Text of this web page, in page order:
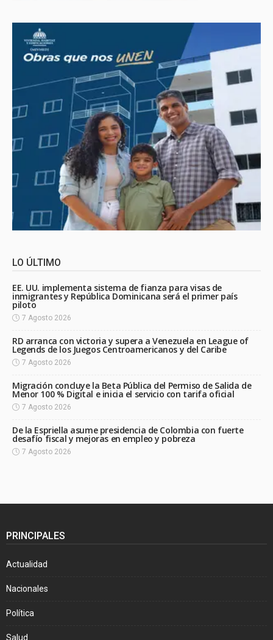
LO ÚLTIMO
EE. UU. implementa sistema de fianza para visas de
inmigrantes y República Dominicana será el primer país
piloto
7 Agosto 2026
RD arranca con victoria y supera a Venezuela en League of
Legends de los Juegos Centroamericanos y del Caribe
7 Agosto 2026
Migración concluye la Beta Pública del Permiso de Salida de
Menor 100 % Digital e inicia el servicio con tarifa oficial
7 Agosto 2026
De la Espriella asume presidencia de Colombia con fuerte
desafío fiscal y mejoras en empleo y pobreza
7 Agosto 2026
PRINCIPALES
Actualidad
Nacionales
Política
Salud